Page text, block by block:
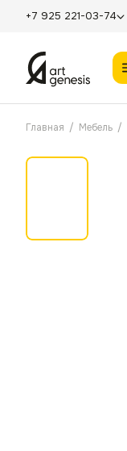
+7 925 221-03-74
Главная / Мебель /